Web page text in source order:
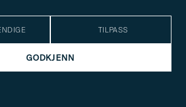
TILPASS
GODKJENN
2026